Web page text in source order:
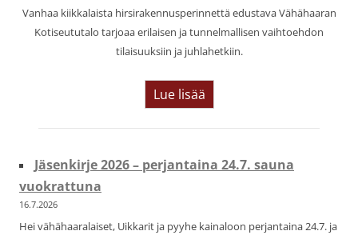
Vanhaa kiikkalaista hirsirakennusperinnettä edustava Vähähaaran
Kotiseututalo tarjoaa erilaisen ja tunnelmallisen vaihtoehdon
tilaisuuksiin ja juhlahetkiin.
Lue lisää
Jäsenkirje 2026 – perjantaina 24.7. sauna
vuokrattuna
16.7.2026
Hei vähähaaralaiset, Uikkarit ja pyyhe kainaloon perjantaina 24.7. ja